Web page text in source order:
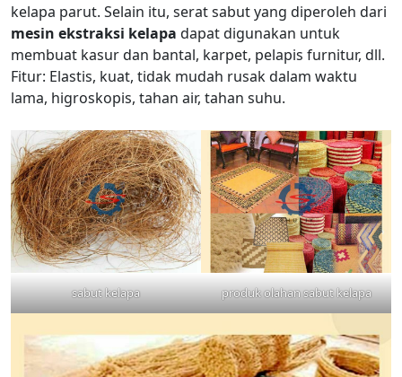
kelapa parut. Selain itu, serat sabut yang diperoleh dari
mesin ekstraksi kelapa dapat digunakan untuk
membuat kasur dan bantal, karpet, pelapis furnitur, dll.
Fitur: Elastis, kuat, tidak mudah rusak dalam waktu
lama, higroskopis, tahan air, tahan suhu.
sabut kelapa produk olahan sabut kelapa